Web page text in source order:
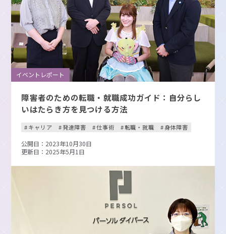
イベントレポート
障害者のための転職・就職成功ガイド：自分らし
いはたらき方を見つける方法
キャリア 発達障害 仕事術 転職・就職 身体障害
公開日：2023年10月30日
更新日：2025年5月1日